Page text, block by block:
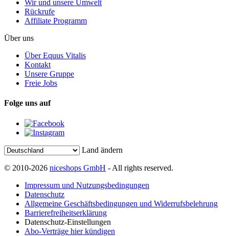
Wir und unsere Umwelt
Rückrufe
Affiliate Programm
Über uns
Über Equus Vitalis
Kontakt
Unsere Gruppe
Freie Jobs
Folge uns auf
Land ändern
© 2010-2026 niceshops GmbH - All rights reserved.
Impressum und Nutzungsbedingungen
Datenschutz
Allgemeine Geschäftsbedingungen und Widerrufsbelehrung
Barrierefreiheitserklärung
Datenschutz-Einstellungen
Abo-Verträge hier kündigen